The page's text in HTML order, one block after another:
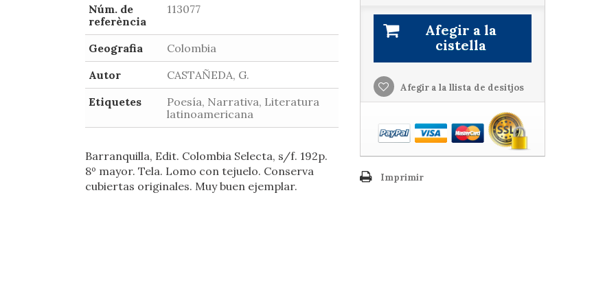
Núm. de
referència
113077
Geografia
Colombia
Autor
CASTAÑEDA, G.
Etiquetes
Poesía, Narrativa, Literatura
latinoamericana
Barranquilla, Edit. Colombia Selecta, s/f. 192p.
8º mayor. Tela. Lomo con tejuelo. Conserva
cubiertas originales. Muy buen ejemplar.
Afegir a la
cistella
Afegir a la llista de desitjos
Imprimir